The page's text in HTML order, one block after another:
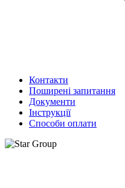
Контакти
Поширені запитання
Документи
Інструкції
Способи оплати